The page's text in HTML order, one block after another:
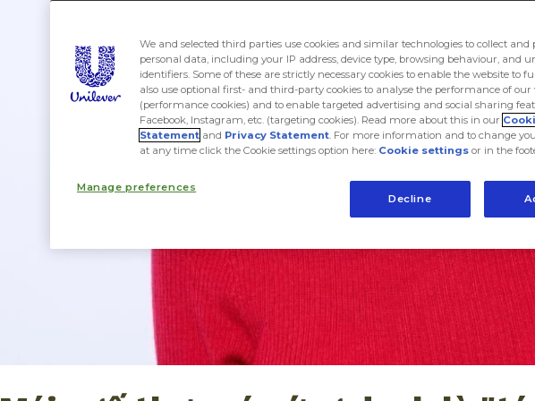
We and selected third parties use cookies and similar technologies to collect and
personal data, including your IP address, device type, browsing behaviour, and
identifiers. Some of these are strictly necessary cookies to enable the website to
also use optional first- and third-party cookies to analyse the performance of our
(performance cookies) and to enable targeted advertising and social sharing
Facebook, Instagram, etc. (targeting cookies). Read more about this in our
Statement and Privacy Statement. For more information and to change
at any time click the Cookie settings option here: Cookie settings or in the
Manage preferences
Decline